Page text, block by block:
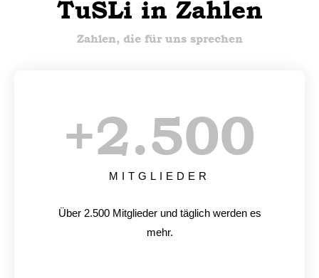
TuSLi in Zahlen
Zahlen, die für uns sprechen
MITGLIEDER
+2.500
Über 2.500 Mitglieder und täglich werden es
mehr.